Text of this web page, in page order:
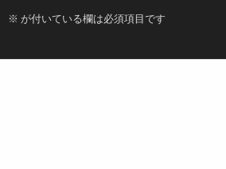
※ が付いている欄は必須項目です